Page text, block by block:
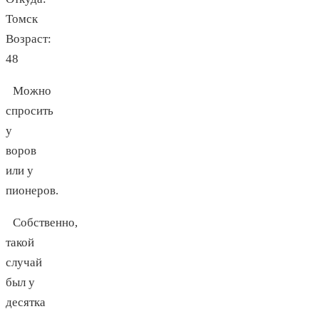
Томск
Возраст:
48
Можно
спросить
у
воров
или у
пионеров.
Собственно,
такой
случай
был у
десятка